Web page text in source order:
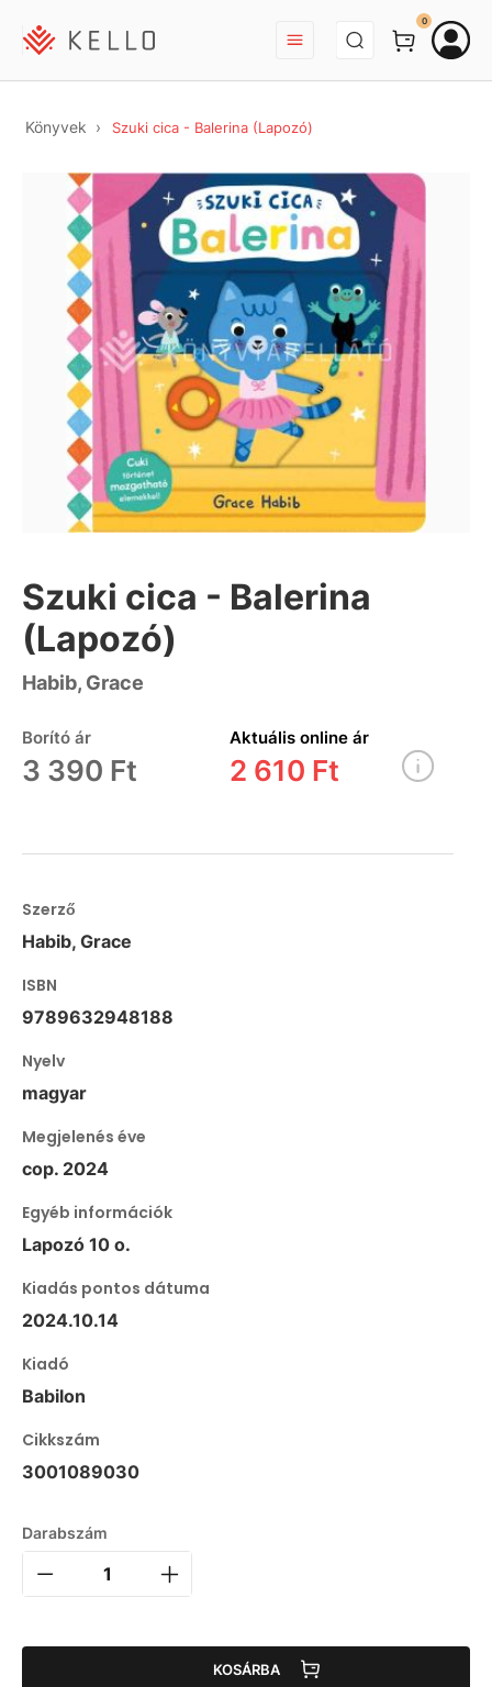
BEJELENTKEZÉS
0
Könyvek Szuki cica - Balerina (Lapozó)
Szuki cica - Balerina
(Lapozó)
Habib, Grace
Borító ár
3 390 Ft
Aktuális online ár
2 610 Ft
Szerző
Habib, Grace
ISBN
9789632948188
Nyelv
magyar
Megjelenés éve
cop. 2024
Egyéb információk
Lapozó 10 o.
Kiadás pontos dátuma
2024.10.14
Kiadó
Babilon
Cikkszám
3001089030
Darabszám
KOSÁRBA